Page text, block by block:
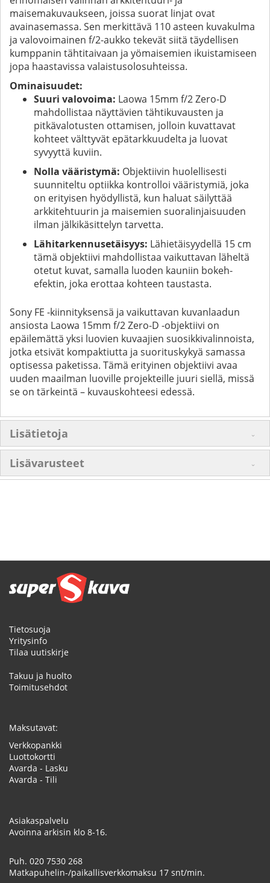
maisemakuvaukseen, joissa suorat linjat ovat
avainasemassa. Sen merkittävä 110 asteen kuvakulma
ja valovoimainen f/2-aukko tekevät siitä täydellisen
kumppanin tähtitaivaan ja yömaisemien ikuistamiseen
jopa haastavissa valaistusolosuhteissa.
Ominaisuudet:
Suuri valovoima: Laowa 15mm f/2 Zero-D
mahdollistaa näyttävien tähtikuvausten ja
pitkävalotusten ottamisen, jolloin kuvattavat
kohteet välttyvät epätarkkuudelta ja luovat
syvyyttä kuviin.
Nolla vääristymä: Objektiivin huolellisesti
suunniteltu optiikka kontrolloi vääristymiä, joka
on erityisen hyödyllistä, kun haluat säilyttää
arkkitehtuurin ja maisemien suoralinjaisuuden
ilman jälkikäsittelyn tarvetta.
Lähitarkennusetäisyys: Lähietäisyydellä 15 cm
tämä objektiivi mahdollistaa vaikuttavan läheltä
otetut kuvat, samalla luoden kauniin bokeh-
efektin, joka erottaa kohteen taustasta.
Sony FE -kiinnityksensä ja vaikuttavan kuvanlaadun
ansiosta Laowa 15mm f/2 Zero-D -objektiivi on
epäilemättä yksi luovien kuvaajien suosikkivalinnoista,
jotka etsivät kompaktiutta ja suorituskykyä samassa
optisessa paketissa. Tämä erityinen objektiivi avaa
uuden maailman luoville projekteille juuri siellä, missä
se on tärkeintä – kuvauskohteesi edessä.
Lisätietoja
Lisävarusteet
Tietosuoja
Yritysinfo
Tilaa uutiskirje
Takuu ja huolto
Toimitusehdot
Maksutavat:
Verkkopankki
Luottokortti
Avarda - Lasku
Avarda - Tili
Asiakaspalvelu
Avoinna arkisin klo 8-16.
Puh. 020 7530 268
Matkapuhelin-/paikallisverkkomaksu 17 snt/min.